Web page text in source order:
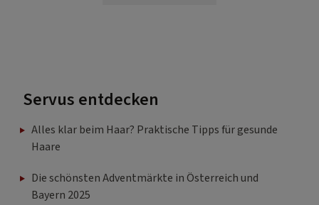
Servus entdecken
Alles klar beim Haar? Praktische Tipps für gesunde
Haare
Die schönsten Adventmärkte in Österreich und
Bayern 2025